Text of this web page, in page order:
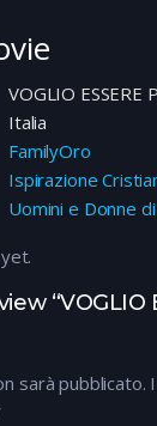
VOGLIO ESSERE
Italia
FamilyOro
Ispirazione
Uomini e Donne
“VOGLIO
sarà pubblicato.